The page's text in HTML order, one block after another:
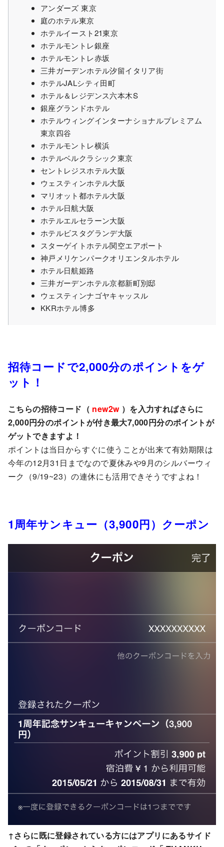
アンダーズ 東京
庭のホテル東京
ホテルイースト21東京
ホテルモントレ銀座
ホテルモントレ赤坂
三井ガーデンホテル汐留イタリア街
ホテルJALシティ田町
ホテル＆レジデンス六本木S
銀座グランドホテル
ホテルウィングインターナショナルプレミアム
東京四谷
ホテルモントレ横浜
ホテルベルクラシック東京
セントレジスホテル大阪
ウェスティンホテル大阪
マリオット都ホテル大阪
ホテル日航大阪
ホテルエルセラーン大阪
ホテルビスタグランデ大阪
スターゲイトホテル関空エアポート
神戸メリケンパークオリエンタルホテル
ホテル日航姫路
三井ガーデンホテル京都新町別邸
ウェスティンナゴヤキャッスル
KKRホテル博多
招待コードで2,000分のポイントをゲ
ット！
こちらの招待コード（ new2w）を入力すればさらに
2,000円分のポイントが付き最大7,000円分のポイントが
ゲットできますよ！
ポイントは当日からすぐに使うことが出来て有効期限は
今年の12月31日までなので夏休みや9月のシルバーウィ
ーク（9/19~23）の連休にも活用できそうですよね！
1周年サンキュー（3,900円）クーポン
↑さらに既に登録されている方にはアプリにあるサイド